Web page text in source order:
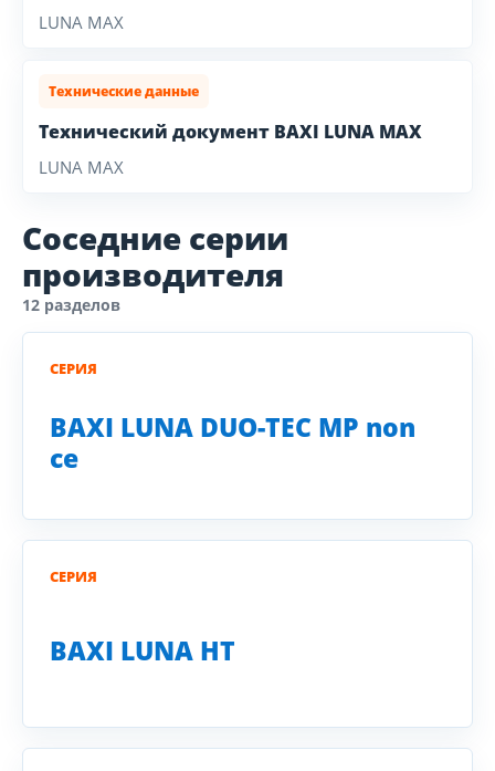
LUNA MAX
Технические данные
Технический документ BAXI LUNA MAX
LUNA MAX
Соседние серии
производителя
12 разделов
СЕРИЯ
BAXI LUNA DUO-TEC MP non
ce
СЕРИЯ
BAXI LUNA HT